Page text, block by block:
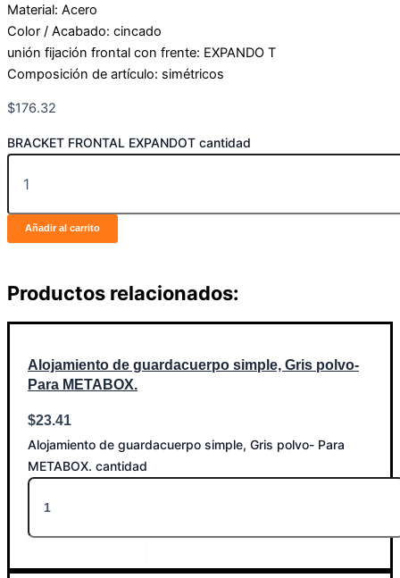
Material: Acero
Color / Acabado: cincado
unión fijación frontal con frente: EXPANDO T
Composición de artículo: simétricos
$176.32
BRACKET FRONTAL EXPANDOT cantidad
Añadir al carrito
Productos relacionados:
Alojamiento de guardacuerpo simple, Gris polvo-
Para METABOX.
$23.41
Alojamiento de guardacuerpo simple, Gris polvo- Para
METABOX. cantidad